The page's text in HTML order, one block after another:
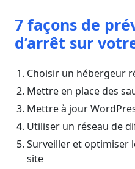
7 façons de
d’arrêt sur
Choisir un hébergeur
Mettre en place des
Mettre à jour
Utiliser un réseau de
Surveiller et optimiser
site